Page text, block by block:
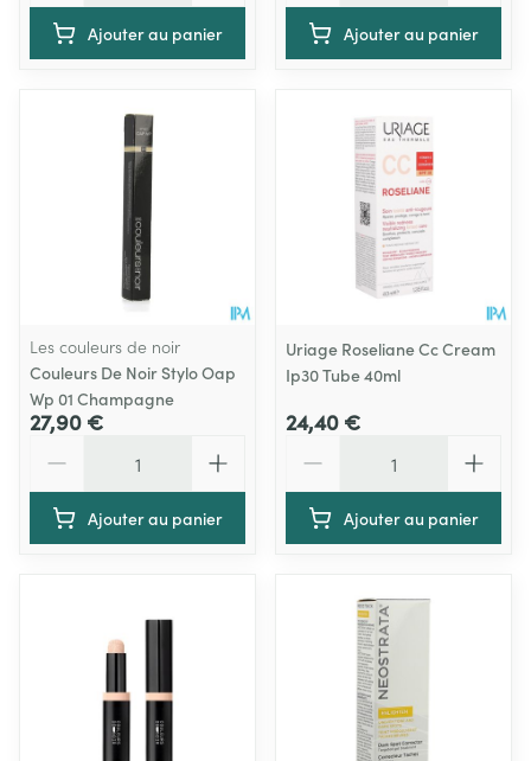
Ajouter au panier Ajouter au panier
Les couleurs de noir
Couleurs De Noir Stylo Oap
Wp 01 Champagne
27,90 €
Ajouter au panier
Uriage Roseliane Cc Cream
Ip30 Tube 40ml
24,40 €
Ajouter au panier